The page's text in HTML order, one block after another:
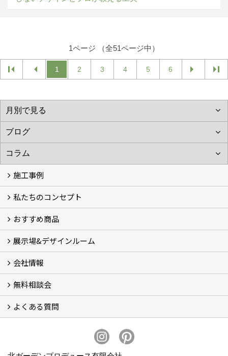
1ページ （全51ページ中）
1 2 3 4 5 6
施工事例
施工事例
お客様の声 (46)
私たちのコンセプト
コンセプト
完成までの流れ
お庭のメンテナンスについて
おすすめ商品
オリジナル帆布のサイクルポート
NEW スマートサイクルポート
おしゃれな物置 (8)
門扉 (6)
ウッドフェンス (16)
アイアンの商品 (6)
ガーデニング雑貨 (3)
ガーデン書&ガーデンアート
こだわりのオリジナル商品 一覧
おすすめの植物 (29)
箱庭ガーデン
ポット苗
展示場&デザインルーム
展示場&デザインルーム
会社情報
会社概要
スタッフ紹介 (11)
ブログ
コラム
アクセス
求人募集
無料相談会
無料相談会
よくある質問
アフターサービス・アフターメンテナンスについて (3)